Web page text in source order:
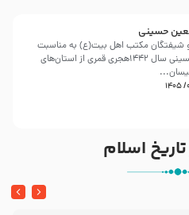
حسینی
شیفتگان مکتب اهل بیت(ع) به مناسبت
اربعین حسینی سال ۱۴۴۲هجری قمری از استان‌های
اسلام